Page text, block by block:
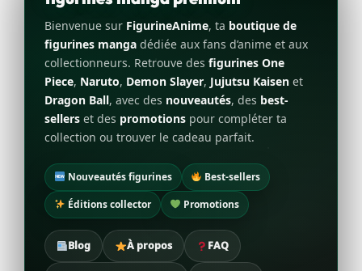
Bienvenue sur FigurineAnime, ta boutique de
figurines manga dédiée aux fans d’anime et aux
collectionneurs. Retrouve des figurines One
Piece, Naruto, Demon Slayer, Jujutsu Kaisen et
Dragon Ball, avec des nouveautés, des best-
sellers et des promotions pour compléter ta
collection ou trouver le cadeau parfait.
Nouveautés figurines
Best-sellers
Éditions collector
Promotions
Blog À propos FAQ